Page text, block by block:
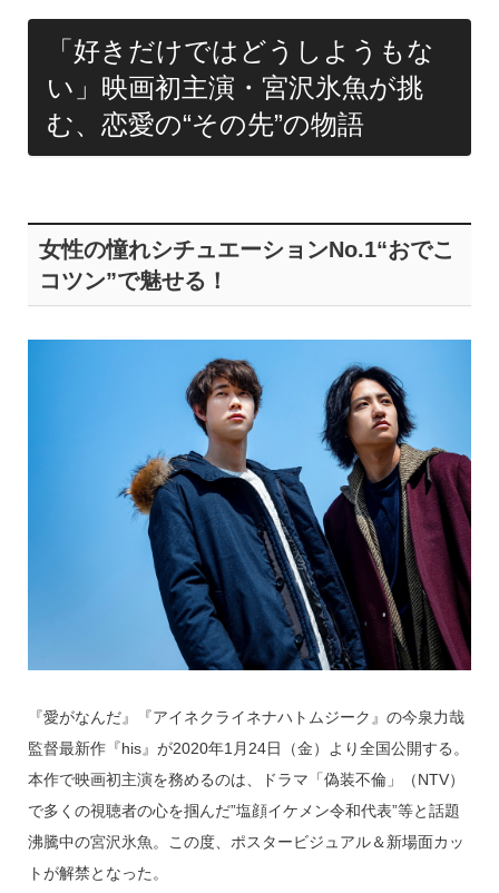
a
d
s
n
a
e
b
o
o
k
「好きだけではどうしようもな
い」映画初主演・宮沢氷魚が挑
む、恋愛の“その先”の物語
女性の憧れシチュエーションNo.1“おでこ
コツン”で魅せる！
『愛がなんだ』『アイネクライネナハトムジーク』の今泉力哉
監督最新作『his』が2020年1月24日（金）より全国公開する。
本作で映画初主演を務めるのは、ドラマ「偽装不倫」（NTV）
で多くの視聴者の心を掴んだ”塩顔イケメン令和代表”等と話題
沸騰中の宮沢氷魚。この度、ポスタービジュアル＆新場面カッ
トが解禁となった。